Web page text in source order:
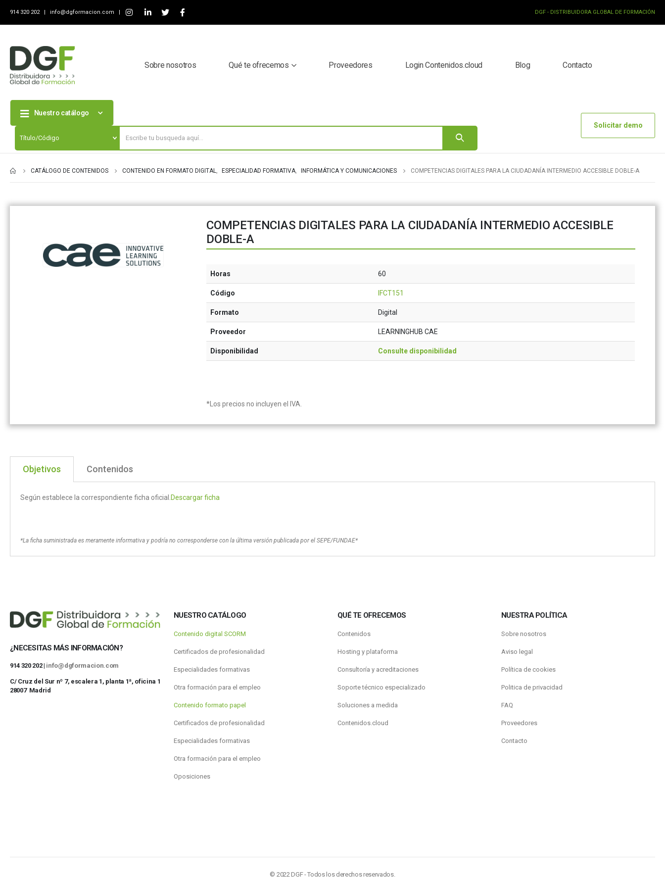
914 320 202 | info@dgformacion.com | DGF - DISTRIBUIDORA GLOBAL DE FORMACIÓN
Sobre nosotros Qué te ofrecemos Proveedores Login Contenidos.cloud Blog Contacto
Nuestro catálogo
Solicitar demo
CATÁLOGO DE CONTENIDOS CONTENIDO EN FORMATO DIGITAL, ESPECIALIDAD FORMATIVA, INFORMÁTICA Y COMUNICACIONES COMPETENCIAS DIGITALES PARA LA CIUDADANÍA INTERMEDIO ACCESIBLE DOBLE-A
COMPETENCIAS DIGITALES PARA LA CIUDADANÍA INTERMEDIO ACCESIBLE
DOBLE-A
Horas 60
Código IFCT151
Formato Digital
Proveedor LEARNINGHUB CAE
Disponibilidad Consulte disponibilidad
*Los precios no incluyen el IVA.
Objetivos Contenidos
Según establece la correspondiente ficha oficial.Descargar ficha
*La ficha suministrada es meramente informativa y podría no corresponderse con la última versión publicada por el SEPE/FUNDAE*
¿NECESITAS MÁS INFORMACIÓN?
914 320 202 | info@dgformacion.com
C/ Cruz del Sur nº 7, escalera 1, planta 1ª, oficina 1
28007 Madrid
NUESTRO CATÁLOGO
Contenido digital SCORM
Certificados de profesionalidad
Especialidades formativas
Otra formación para el empleo
Contenido formato papel
Certificados de profesionalidad
Especialidades formativas
Otra formación para el empleo
Oposiciones
QUÉ TE OFRECEMOS
Contenidos
Hosting y plataforma
Consultoría y acreditaciones
Soporte técnico especializado
Soluciones a medida
Contenidos.cloud
NUESTRA POLÍTICA
Sobre nosotros
Aviso legal
Política de cookies
Politica de privacidad
FAQ
Proveedores
Contacto
© 2022 DGF - Todos los derechos reservados.